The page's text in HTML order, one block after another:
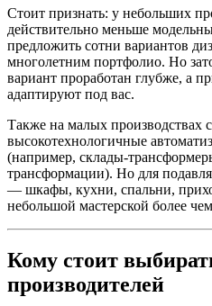
Стоит признать: у небольших
действительно меньше
предложить сотни вариантов
многолетним портфолио. Но
вариант проработан глубже, а
адаптируют под вас.
Также на малых производствах
высокотехнологичные
(например, склады-
трансформации). Но для
— шкафы, кухни, спальни,
небольшой мастерской более
Кому стоит
производителей